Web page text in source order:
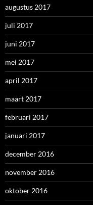
augustus 2017
juli 2017
juni 2017
mei 2017
april 2017
maart 2017
februari 2017
januari 2017
december 2016
november 2016
oktober 2016